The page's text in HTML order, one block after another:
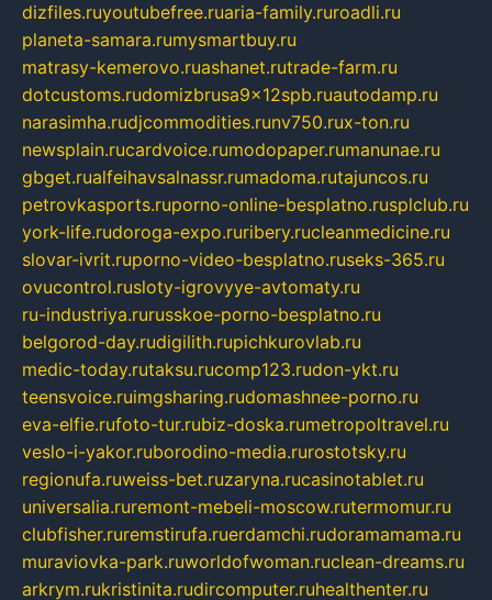
dizfiles.ruyoutubefree.ruaria-family.ruroadli.ru
planeta-samara.rumysmartbuy.ru
matrasy-kemerovo.ruashanet.rutrade-farm.ru
dotcustoms.rudomizbrusa9x12spb.ruautodamp.ru
narasimha.rudjcommodities.runv750.rux-ton.ru
newsplain.rucardvoice.rumodopaper.rumanunae.ru
gbget.rualfeihavsalnassr.rumadoma.rutajuncos.ru
petrovkasports.ruporno-online-besplatno.rusplclub.ru
york-life.rudoroga-expo.ruribery.rucleanmedicine.ru
slovar-ivrit.ruporno-video-besplatno.ruseks-365.ru
ovucontrol.rusloty-igrovyye-avtomaty.ru
ru-industriya.rurusskoe-porno-besplatno.ru
belgorod-day.rudigilith.rupichkurovlab.ru
medic-today.rutaksu.rucomp123.rudon-ykt.ru
teensvoice.ruimgsharing.rudomashnee-porno.ru
eva-elfie.rufoto-tur.rubiz-doska.rumetropoltravel.ru
veslo-i-yakor.ruborodino-media.rurostotsky.ru
regionufa.ruweiss-bet.ruzaryna.rucasinotablet.ru
universalia.ruremont-mebeli-moscow.rutermomur.ru
clubfisher.ruremstirufa.ruerdamchi.rudoramamama.ru
muraviovka-park.ruworldofwoman.ruclean-dreams.ru
arkrym.rukristinita.rudircomputer.ruhealthenter.ru